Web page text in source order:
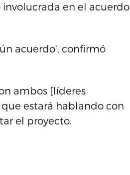
en el acuerdo
acuerdo’, confirmó
ambos [líderes
que estará hablando con
el proyecto.